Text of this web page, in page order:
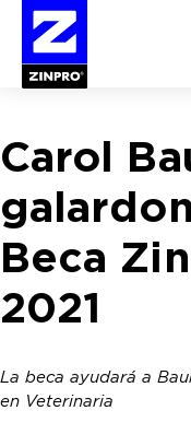
Buscar:
Carol
Beca
2021
La beca ayudará a
en Veterinaria